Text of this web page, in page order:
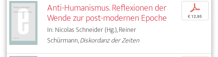
Anti-Humanismus. Reflexionen der
Wende zur post-modernen Epoche
In: Nicolas Schneider (Hg.), Reiner
Schürmann,Diskordanz der Zeiten
p
€ 12,95